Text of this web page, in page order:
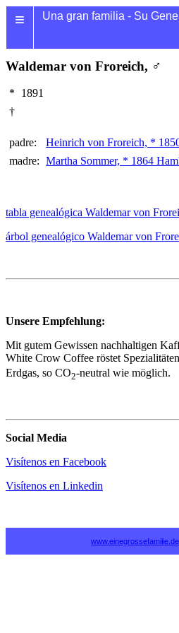
≡ Una gran familia - Su
Waldemar von Froreich, ♂
*
1891
†
padre:
Heinrich von Froreich, *
madre: Martha Sommer, * 1864
tabla genealógica Waldemar von
árbol genealógico Waldemar von
Unsere Empfehlung:
Mit gutem Gewissen nachhaltigen
White Crow Coffee röstet
Erdgas, so CO2‑neutral wie
Social Media
Visítenos en Facebook
Visítenos en Linkedin
www.einegrossefamilie.de